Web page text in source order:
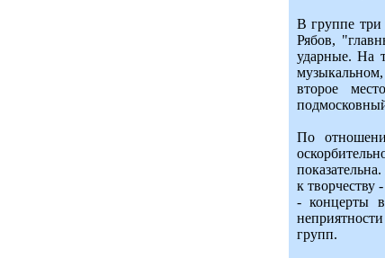
В группе три
Рябов,
ударные. На
второе
По
к творчеству
- концерты
групп.